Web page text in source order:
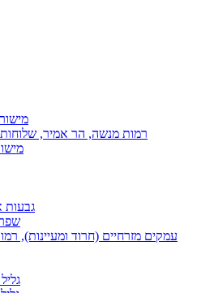
רמות מנשה, הר אמיר, שלוחות
גבעות
עמקים מזרחיים (חרוד ומעיינות),